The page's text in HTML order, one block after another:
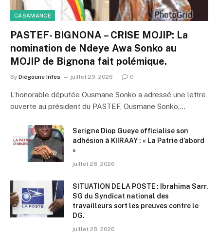
CASAMANCE
PASTEF- BIGNONA – CRISE MOJIP: La
nomination de Ndeye Awa Sonko au
MOJIP de Bignona fait polémique.
By Diégoune Infos juillet 29, 2026 0
L’honorable députée Ousmane Sonko a adressé une lettre
ouverte au président du PASTEF, Ousmane Sonko,…
Serigne Diop Gueye officialise son
adhésion à KIIRAAY : « La Patrie d’abord
»
juillet 28, 2026
SITUATION DE LA POSTE : Ibrahima Sarr,
SG du Syndicat national des
travailleurs sort les preuves contre le
DG.
juillet 28, 2026